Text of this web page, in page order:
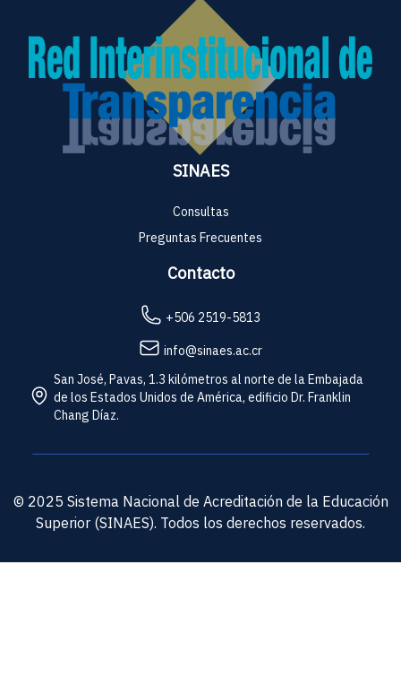
SINAES
Consultas
Preguntas Frecuentes
Contacto
+506 2519-5813
info@sinaes.ac.cr
San José, Pavas, 1.3 kilómetros al norte de la Embajada
de los Estados Unidos de América, edificio Dr. Franklin
Chang Díaz.
© 2025 Sistema Nacional de Acreditación de la Educación
Superior (SINAES). Todos los derechos reservados.